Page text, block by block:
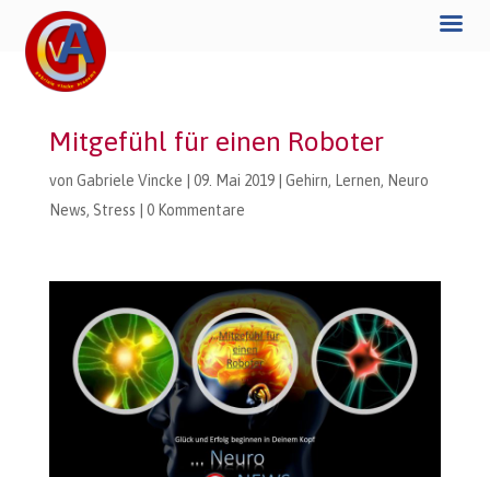
Mitgefühl für einen Roboter
von Gabriele Vincke 09. Mai 2019| Gehirn, Lernen, Neuro
News, Stress 0 Kommentare